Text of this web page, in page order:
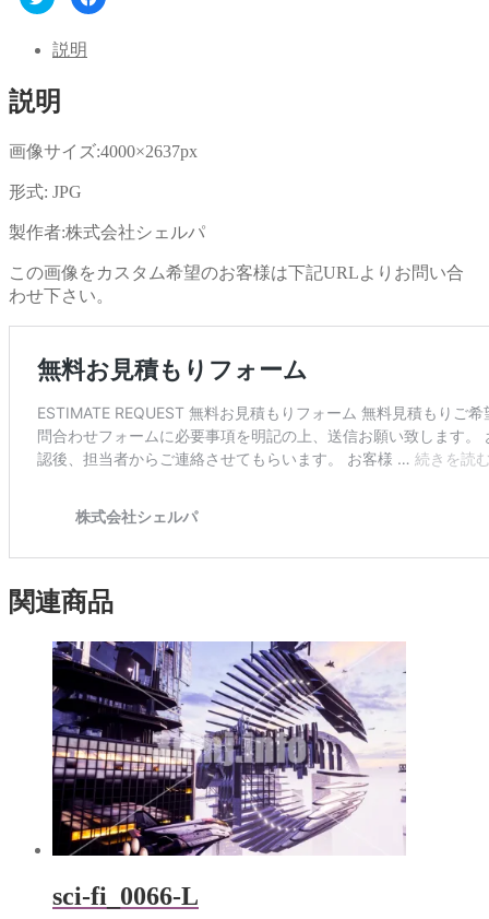
リ
し
て
で
共
有
い
ウ
ン
ド
で
開
ま
す)
で
し
て
(新
し
ウ
ィ
ド
き
ま
す)
説明
説明
画像サイズ:4000×2637px
形式: JPG
製作者:株式会社シェルパ
この画像をカスタム希望のお客様は下記URLよりお問い合
わせ下さい。
関連商品
sci-fi_0066-L